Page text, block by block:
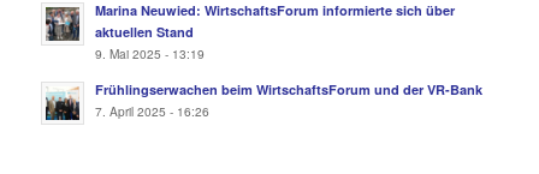
Marina Neuwied: WirtschaftsForum informierte sich über
aktuellen Stand
9. Mai 2025 - 13:19
Frühlingserwachen beim WirtschaftsForum und der VR-Bank
7. April 2025 - 16:26